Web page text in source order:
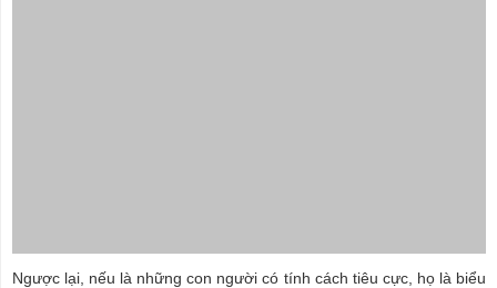
Ngược lại, nếu là những con người có tính cách tiêu cực, họ là biểu